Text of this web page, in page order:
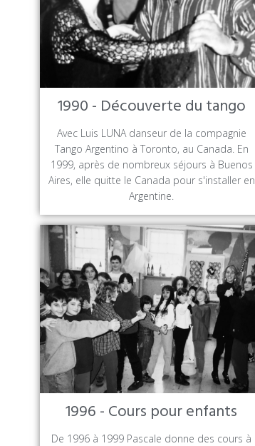
1990 - Découverte du tango
Avec Luis LUNA danseur de la compagnie
Tango Argentino à Toronto, au Canada. En
1999, après de nombreux séjours à Buenos
Aires, elle quitte le Canada pour s'installer en
Argentine.
1996 - Cours pour enfants
De 1996 à 1999 Pascale donne des cours à